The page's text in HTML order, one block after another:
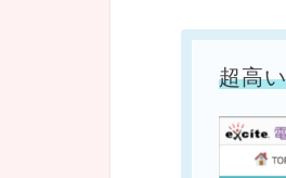
超高